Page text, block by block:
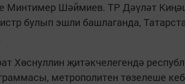
Минтимер Шәймиев. ТР Дәүләт
булып эшли башлаганда,
Хөснуллин җитәкчелегендә
метрополитен төзелеше